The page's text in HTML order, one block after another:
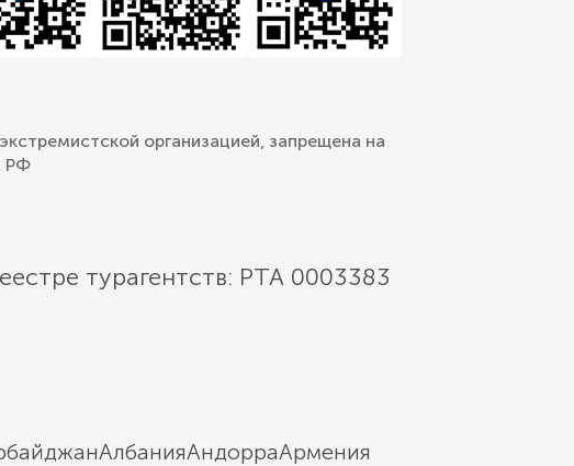
организацией, запрещена на
РФ
турагентств: РТА 0003383
АлбанияАндорраАрмения